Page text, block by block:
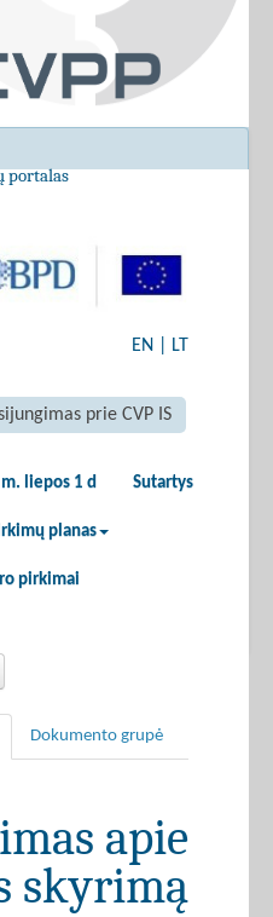
portalas
EN LT
prie CVP IS
liepos 1 d Sutartys
planas
pirkimai
Dokumento grupė
apie
skyrimą